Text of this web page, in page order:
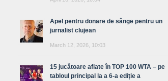
Apel pentru donare de sânge pentru un
jurnalist clujean
March 12, 2026, 10:03
15 jucătoare aflate în TOP 100 WTA – pe
tabloul principal la a 6-a ediție a